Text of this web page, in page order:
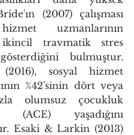
(2007) çalışması
uzmanlarının
ikincil travmatik stres
bulmuştur.
sosyal hizmet
%42'sinin dört veya
olumsuz çocukluk
(ACE) yaşadığını
Esaki & Larkin (2013)